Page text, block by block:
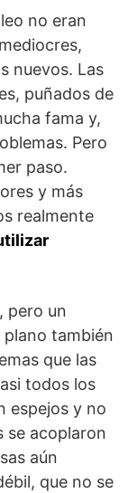
no eran
nuevos. Las
puñados de
fama y,
Pero
paso.
y más
realmente
pero un
también
que las
todos los
espejos y no
se acoplaron
aún
que no se